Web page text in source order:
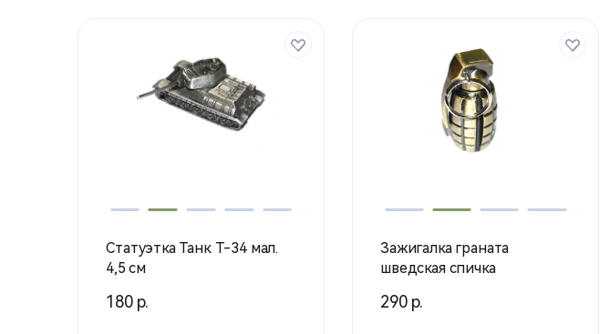
Статуэтка Танк Т-34 мал.
4,5 см
180 р.
Зажигалка граната
шведская спичка
290 р.